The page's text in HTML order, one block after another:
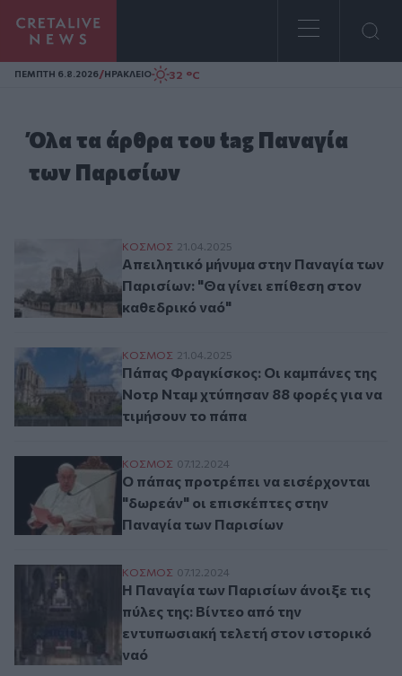
Homepage
ΠΕΜΠΤΗ 6.8.2026/ΗΡΑΚΛΕΙΟ 32 °C
Όλα τα άρθρα του tag Παναγία
των Παρισίων
Απειλητικό μήνυμα στην Παναγία των
ΚΟΣΜΟΣ 21.04.2025
Απειλητικό μήνυμα στην Παναγία των
Παρισίων: "Θα γίνει επίθεση στον
καθεδρικό ναό"
Πάπας Φραγκίσκος: Οι καμπάνες της
ΚΟΣΜΟΣ 21.04.2025
Πάπας Φραγκίσκος: Οι καμπάνες της
Νοτρ Νταμ χτύπησαν 88 φορές για να
τιμήσουν το πάπα
Ο πάπας προτρέπει να εισέρχονται
ΚΟΣΜΟΣ 07.12.2024
Ο πάπας προτρέπει να εισέρχονται
"δωρεάν" οι επισκέπτες στην
Παναγία των Παρισίων
Η Παναγία των Παρισίων άνοιξε τις
ΚΟΣΜΟΣ 07.12.2024
Η Παναγία των Παρισίων άνοιξε τις
πύλες της: Βίντεο από την
εντυπωσιακή τελετή στον ιστορικό
ναό